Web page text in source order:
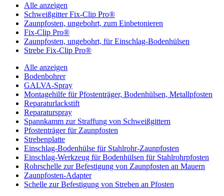
Alle anzeigen
Schweißgitter Fix-Clip Pro®
Zaunpfosten, ungebohrt, zum Einbetonieren
Fix-Clip Pro®
Zaunpfosten, ungebohrt, für Einschlag-Bodenhülsen
Strebe Fix-Clip Pro®
Alle anzeigen
Bodenbohrer
GALVA-Spray
Montagehilfe für Pfostenträger, Bodenhülsen, Metallpfosten
Reparaturlackstift
Reparaturspray
Spannkamm zur Straffung von Schweißgittern
Pfostenträger für Zaunpfosten
Strebenplatte
Einschlag-Bodenhülse für Stahlrohr-Zaunpfosten
Einschlag-Werkzeug für Bodenhülsen für Stahlrohrpfosten
Rohrschelle zur Befestigung von Zaunpfosten an Mauern
Zaunpfosten-Adapter
Schelle zur Befestigung von Streben an Pfosten